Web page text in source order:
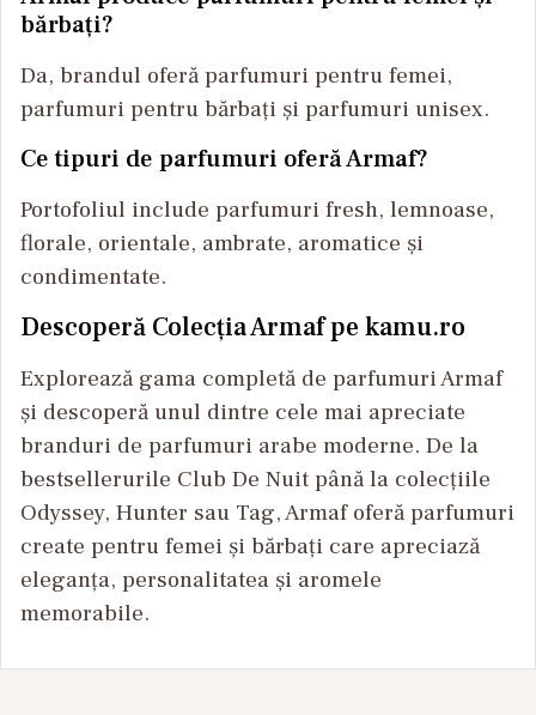
bărbați?
Da, brandul oferă parfumuri pentru femei,
parfumuri pentru bărbați și parfumuri unisex.
Ce tipuri de parfumuri oferă Armaf?
Portofoliul include parfumuri fresh, lemnoase,
florale, orientale, ambrate, aromatice și
condimentate.
Descoperă Colecția Armaf pe kamu.ro
Explorează gama completă de parfumuri Armaf
și descoperă unul dintre cele mai apreciate
branduri de parfumuri arabe moderne. De la
bestsellerurile Club De Nuit până la colecțiile
Odyssey, Hunter sau Tag, Armaf oferă parfumuri
create pentru femei și bărbați care apreciază
eleganța, personalitatea și aromele
memorabile.